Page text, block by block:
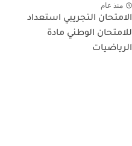
منذ عام
الامتحان التجريبي استعداد
للامتحان الوطني مادة
الرياضيات